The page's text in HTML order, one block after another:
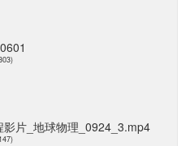
影片_地球物理_0924_3.mp4